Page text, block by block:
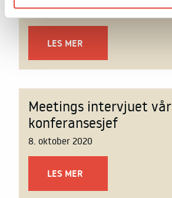
18. desember 2020
LES MER
Meetings intervjuet vår
konferansesjef
8. oktober 2020
LES MER